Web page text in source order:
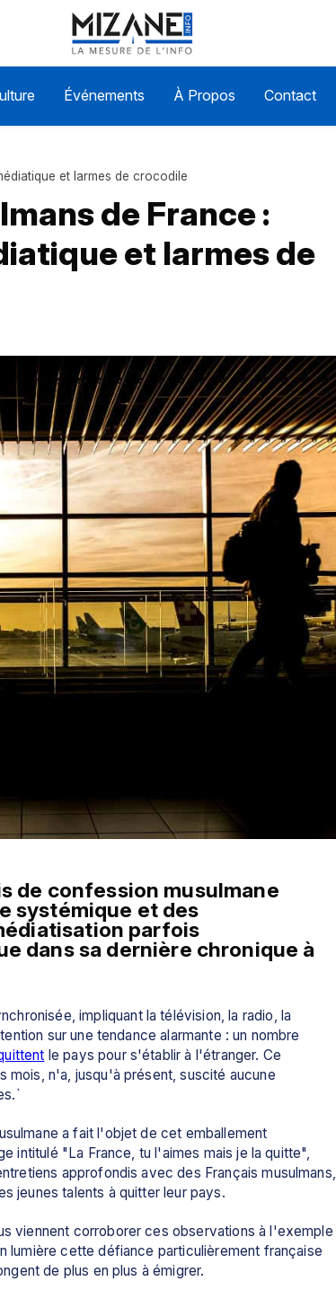
Événements À Propos Contact
et larmes de crocodile
de France :
et larmes de
de confession musulmane
systémique et des
parfois
dans sa dernière chronique à
impliquant la télévision, la radio, la
sur une tendance alarmante : un nombre
le pays pour s'établir à l'étranger. Ce
mois, n'a, jusqu'à présent, suscité aucune
a fait l'objet de cet emballement
intitulé "La France, tu l'aimes mais je la quitte",
approfondis avec des Français musulmans,
jeunes talents à quitter leur pays.
viennent corroborer ces observations à l'exemple
lumière cette défiance particulièrement française
de plus en plus à émigrer.